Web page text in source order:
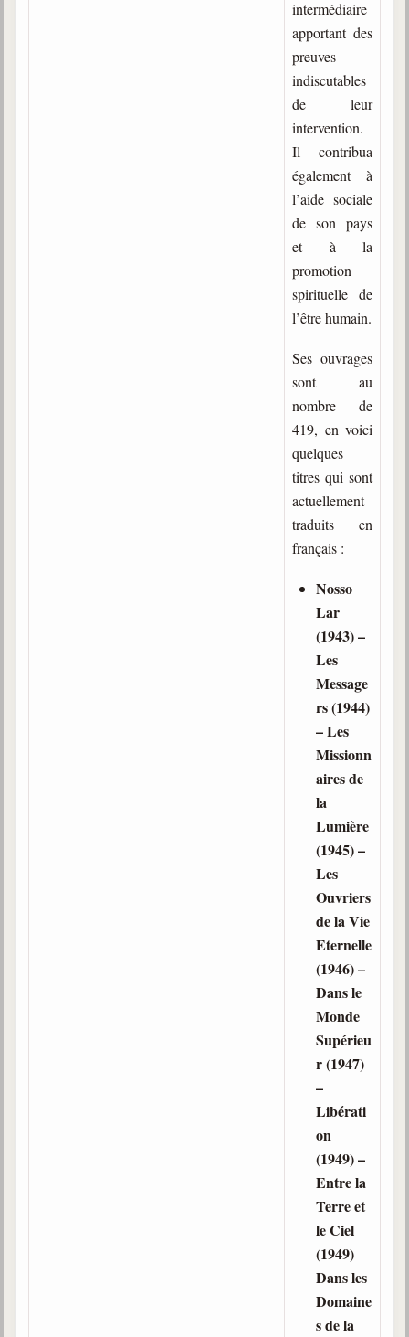
intermédiaire
apportant des
preuves
indiscutables
de leur
intervention.
Il contribua
également à
l’aide sociale
de son pays
et à la
promotion
spirituelle de
l’être humain.
Ses ouvrages
sont au
nombre de
419, en voici
quelques
titres qui sont
actuellement
traduits en
français :
Nosso
Lar
(1943) –
Les
Message
rs (1944)
– Les
Missionn
aires de
la
Lumière
(1945) –
Les
Ouvriers
de la Vie
Eternelle
(1946) –
Dans le
Monde
Supérieu
r (1947)
–
Libérati
on
(1949) –
Entre la
Terre et
le Ciel
(1949)
Dans les
Domaine
s de la